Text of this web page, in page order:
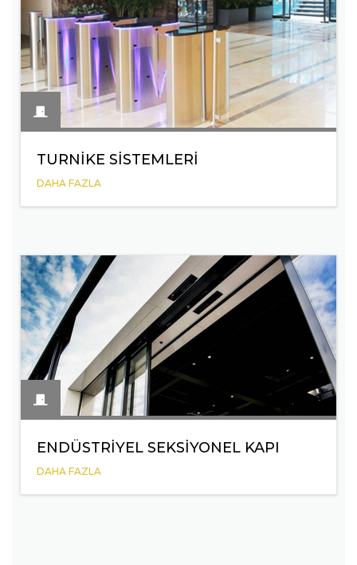
TURNIKE SISTEMLERI
DAHA FAZLA
ENDÜSTRIYEL SEKSIYONEL KAPI
DAHA FAZLA